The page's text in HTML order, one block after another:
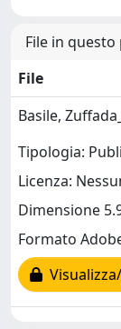
File in
File
Basile,
Tipologia:
Licenza:
Dimensione
Formato